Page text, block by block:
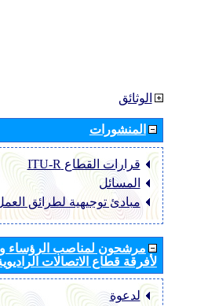
الوثائق
المنشورات
قرارات القطاع ‏ITU-R
المسائل
مبادئ توجيهية لطرائق
مرشحون لمناصب الرؤساء
لأفرقة قطاع الاتصالات
لدعوة